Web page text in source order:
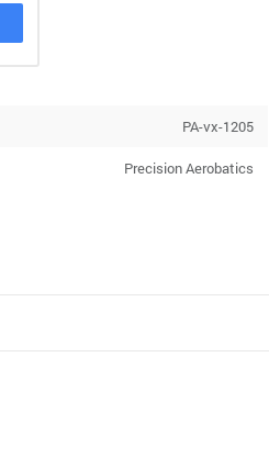
PA-vx-1205
Precision Aerobatics